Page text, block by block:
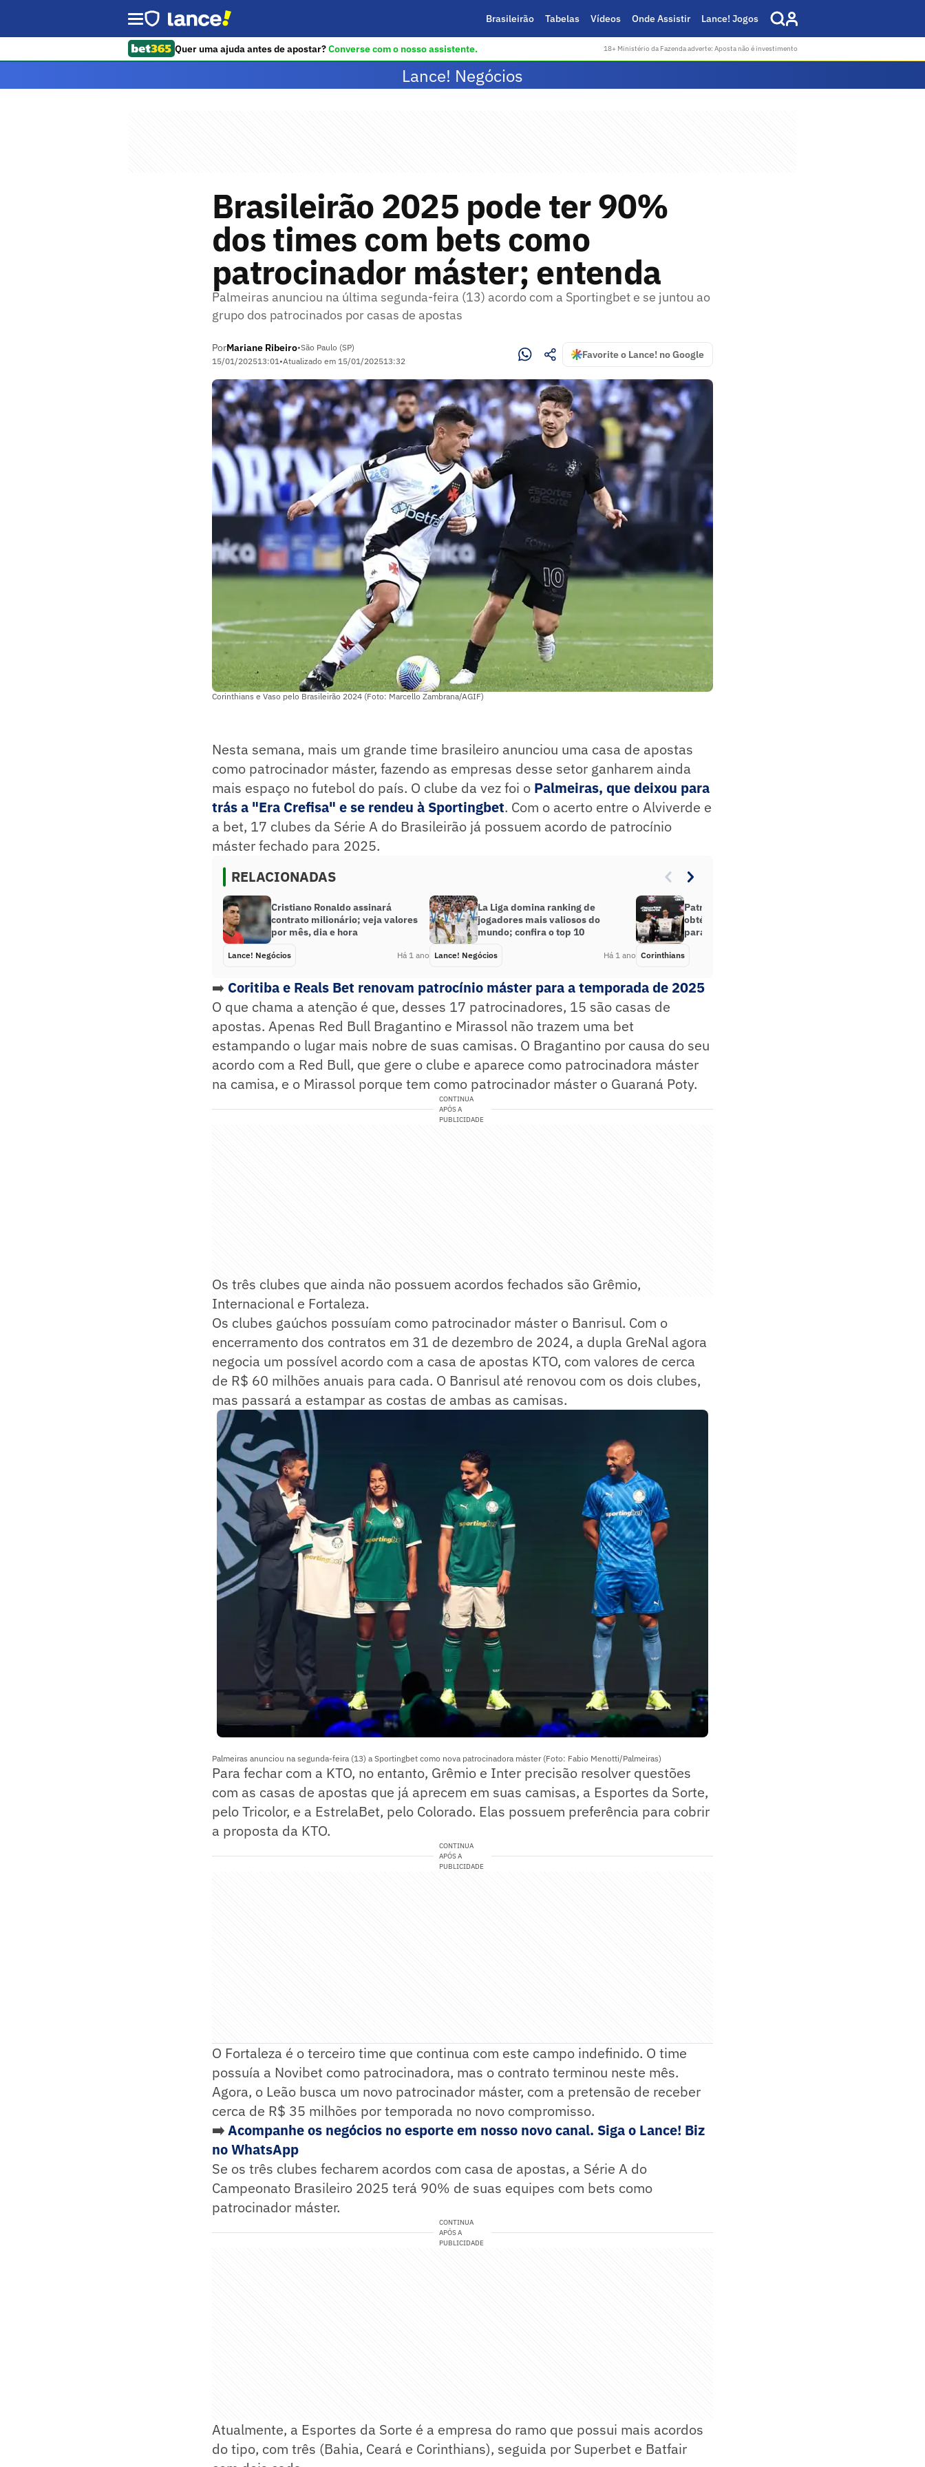
Brasileirão Tabelas Vídeos Onde Assistir Lance! Jogos
Quer uma ajuda antes de apostar?Converse com o nosso assistente. 18+ Ministério da Fazenda adverte: Aposta não é investimento
Lance! Negócios
Brasileirão 2025 pode ter 90%
dos times com bets como
patrocinador máster; entenda
Palmeiras anunciou na última segunda-feira (13) acordo com a Sportingbet e se juntou ao
grupo dos patrocinados por casas de apostas
PorMariane Ribeiro•São Paulo (SP)
15/01/202513:01•Atualizado em 15/01/202513:32
Favorite o Lance! no Google
Corinthians e Vaso pelo Brasileirão 2024 (Foto: Marcello Zambrana/AGIF)
Nesta semana, mais um grande time brasileiro anunciou uma casa de apostas
como patrocinador máster, fazendo as empresas desse setor ganharem ainda
mais espaço no futebol do país. O clube da vez foi o Palmeiras, que deixou para
trás a "Era Crefisa" e se rendeu à Sportingbet. Com o acerto entre o Alviverde e
a bet, 17 clubes da Série A do Brasileirão já possuem acordo de patrocínio
máster fechado para 2025.
RELACIONADAS
Cristiano Ronaldo assinará
contrato milionário; veja valores
por mês, dia e hora
Lance! Negócios Há 1 ano
La Liga domina ranking de
jogadores mais valiosos do
mundo; confira o top 10
Lance! Negócios Há 1 ano
Patrocinadora do Corinthians
obtém liminar e assegura licença
para atuar no Brasil
Corinthians
➡️ Coritiba e Reals Bet renovam patrocínio máster para a temporada de 2025
O que chama a atenção é que, desses 17 patrocinadores, 15 são casas de
apostas. Apenas Red Bull Bragantino e Mirassol não trazem uma bet
estampando o lugar mais nobre de suas camisas. O Bragantino por causa do seu
acordo com a Red Bull, que gere o clube e aparece como patrocinadora máster
na camisa, e o Mirassol porque tem como patrocinador máster o Guaraná Poty.
CONTINUA
APÓS A
PUBLICIDADE
Os três clubes que ainda não possuem acordos fechados são Grêmio,
Internacional e Fortaleza.
Os clubes gaúchos possuíam como patrocinador máster o Banrisul. Com o
encerramento dos contratos em 31 de dezembro de 2024, a dupla GreNal agora
negocia um possível acordo com a casa de apostas KTO, com valores de cerca
de R$ 60 milhões anuais para cada. O Banrisul até renovou com os dois clubes,
mas passará a estampar as costas de ambas as camisas.
Palmeiras anunciou na segunda-feira (13) a Sportingbet como nova patrocinadora máster (Foto: Fabio Menotti/Palmeiras)
Para fechar com a KTO, no entanto, Grêmio e Inter precisão resolver questões
com as casas de apostas que já aprecem em suas camisas, a Esportes da Sorte,
pelo Tricolor, e a EstrelaBet, pelo Colorado. Elas possuem preferência para cobrir
a proposta da KTO.
CONTINUA
APÓS A
PUBLICIDADE
O Fortaleza é o terceiro time que continua com este campo indefinido. O time
possuía a Novibet como patrocinadora, mas o contrato terminou neste mês.
Agora, o Leão busca um novo patrocinador máster, com a pretensão de receber
cerca de R$ 35 milhões por temporada no novo compromisso.
➡️Acompanhe os negócios no esporte em nosso novo canal. Siga o Lance! Biz
no WhatsApp
Se os três clubes fecharem acordos com casa de apostas, a Série A do
Campeonato Brasileiro 2025 terá 90% de suas equipes com bets como
patrocinador máster.
CONTINUA
APÓS A
PUBLICIDADE
Atualmente, a Esportes da Sorte é a empresa do ramo que possui mais acordos
do tipo, com três (Bahia, Ceará e Corinthians), seguida por Superbet e Batfair